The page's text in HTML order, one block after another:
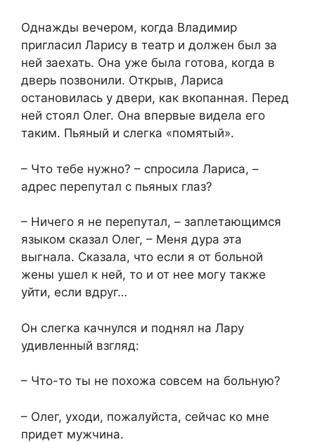
Однажды вечером, когда Владимир
пригласил Ларису в театр и должен был за
ней заехать. Она уже была готова, когда в
дверь позвонили. Открыв, Лариса
остановилась у двери, как вкопанная. Перед
ней стоял Олег. Она впервые видела его
таким. Пьяный и слегка «помятый».
– Что тебе нужно? – спросила Лариса, –
адрес перепутал с пьяных глаз?
– Ничего я не перепутал, – заплетающимся
языком сказал Олег, – Меня дyрa эта
выгнала. Сказала, что если я от больной
жены ушел к ней, то и от нее могу также
уйти, если вдруг…
Он слегка качнулся и поднял на Лару
удивленный взгляд:
– Что-то ты не похожа совсем на больную?
– Олег, уходи, пожалуйста, сейчас ко мне
придет мужчина.